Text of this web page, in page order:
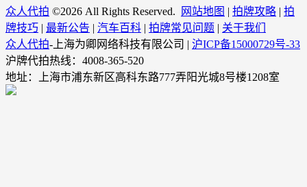
众人代拍 ©2026 All Rights Reserved. 网站地图 | 拍牌攻略 | 拍
牌技巧 | 最新公告 | 汽车百科 | 拍牌常见问题 | 关于我们
众人代拍-上海为卿网络科技有限公司 | 沪ICP备15000729号-33
沪牌代拍热线：4008-365-520
地址：上海市浦东新区高科东路777弄阳光城8号楼1208室